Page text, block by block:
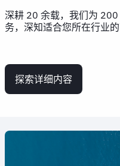
深耕 20 余载，我们为
务，深知适合您所在行业
探索详细内容